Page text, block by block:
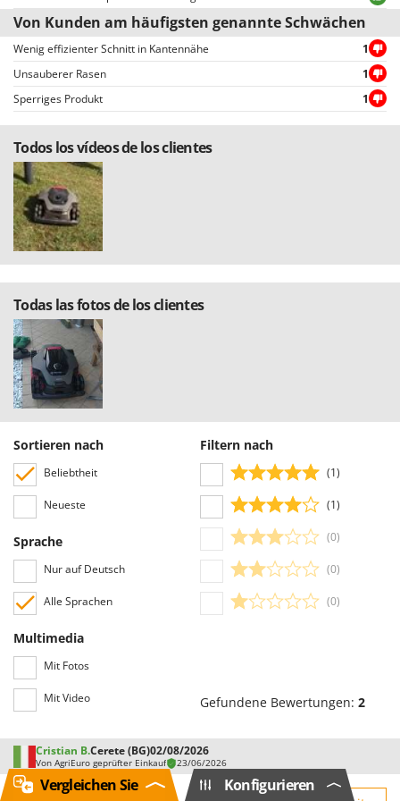
Von Kunden am häufigsten genannte Schwächen
Wenig effizienter Schnitt in Kantennähe
1
Unsauberer Rasen
1
Sperriges Produkt
1
Todos los vídeos de los clientes
Todas las fotos de los clientes
Sortieren nach
Beliebtheit
Neueste
Sprache
Nur auf Deutsch
Alle Sprachen
Multimedia
Mit Fotos
Mit Video
Filtern nach
(1)
(1)
(0)
(0)
(0)
Gefundene Bewertungen: 2
Cristian B.Cerete (BG)02/08/2026
Von AgriEuro geprüfter Einkauf 23/06/2026
Konfigurieren
Vergleichen Sie